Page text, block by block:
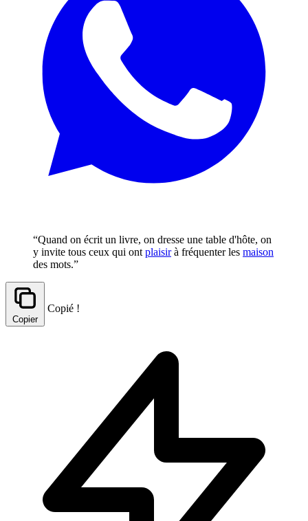
“Quand on écrit un livre, on dresse une table d'hôte, on
y invite tous ceux qui ont plaisirà fréquenter les maison
des mots.”
Copier
Copié !